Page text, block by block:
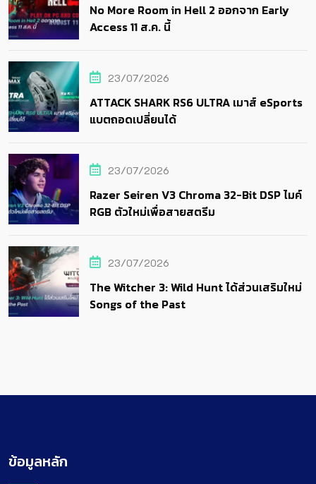
No More Room in Hell 2 ออกจาก Early
Access 11 ส.ค. นี้
23/07/2026
ATTACK SHARK RS6 ULTRA เมาส์ eSports
แบตถอดเปลี่ยนได้
23/07/2026
Razer Seiren V3 Chroma 32-Bit DSP ไมค์
RGB ตัวใหม่เพื่อสายสตรีม
23/07/2026
The Witcher 3: Wild Hunt ได้ส่วนเสริมใหม่
Songs of the Past
ข้อมูลหลัก